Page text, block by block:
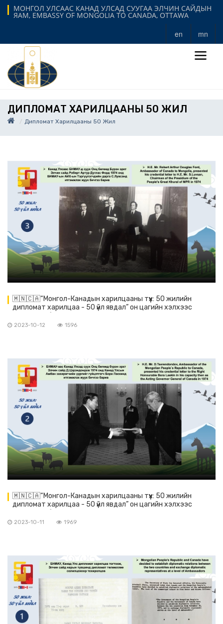
МОНГОЛ УЛСААС КАНАД УЛСАД СУУГАА ЭЛЧИН САЙДЫН
ЯАМ, EMBASSY OF MONGOLIA TO CANADA, OTTAWA
en mn
ДИПЛОМАТ ХАРИЛЦААНЫ 50 ЖИЛ
Дипломат Харилцааны 50 Жил
🇲🇳🇨🇦“Монгол-Канадын харилцааны түүх: 50 жилийн
дипломат харилцаа - 50 үйл явдал” он цагийн хэлхээс
2023-10-12 1596
🇲🇳🇨🇦“Монгол-Канадын харилцааны түүх: 50 жилийн
дипломат харилцаа - 50 үйл явдал” он цагийн хэлхээс
2023-10-11 1969